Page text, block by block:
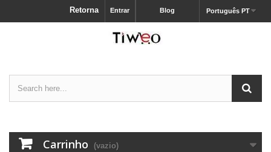
Português PT
Blog
Entrar
Retorna
Carrinho (vazio)